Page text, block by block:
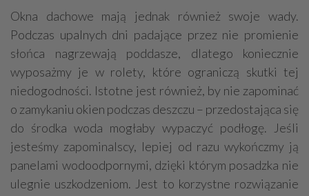
Okna dachowe mają jednak również swoje wady.
Podczas upalnych dni padające przez nie promienie
słońca nagrzewają poddasze, dlatego koniecznie
wyposażmy je w rolety, które ograniczą skutki tej
niedogodności. Istotne jest również, by nie zapominać
o zamykaniu okien podczas deszczu – przedostająca się
do środka woda mogłaby wypaczyć podłogę. Jeśli
jesteśmy zapominalscy, lepiej od razu wykończmy ją
panelami wodoodpornymi, dzięki którym posadzka nie
ulegnie uszkodzeniom. Jest to korzystne rozwiązanie